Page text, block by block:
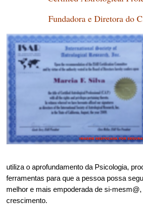
Fundadora e Diretora do
utiliza o aprofundamento da Psicologia,
ferramentas para que a pessoa possa
melhor e mais empoderada de si-
crescimento.